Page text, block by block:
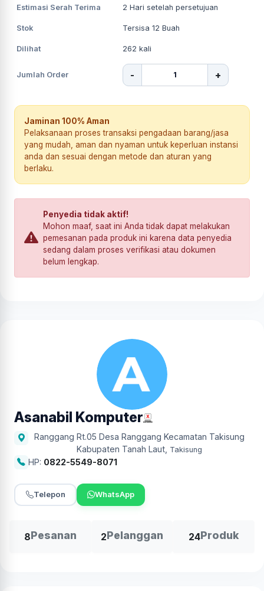
Estimasi Serah Terima 2 Hari setelah persetujuan
Stok Tersisa 12 Buah
Dilihat 262 kali
Jumlah Order - +
Jaminan 100% Aman
Pelaksanaan proses transaksi pengadaan barang/jasa
yang mudah, aman dan nyaman untuk keperluan instansi
anda dan sesuai dengan metode dan aturan yang
berlaku.
Penyedia tidak aktif!
Mohon maaf, saat ini Anda tidak dapat melakukan
pemesanan pada produk ini karena data penyedia
sedang dalam proses verifikasi atau dokumen
belum lengkap.
Asanabil Komputer
Ranggang Rt.05 Desa Ranggang Kecamatan Takisung
Kabupaten Tanah Laut, Takisung
HP: 0822-5549-8071
Telepon WhatsApp
8Pesanan 2Pelanggan 24Produk